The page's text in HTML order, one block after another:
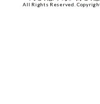
All Rights Reserved.